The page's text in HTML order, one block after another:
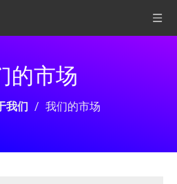
的市场
我们 / 我们的市场